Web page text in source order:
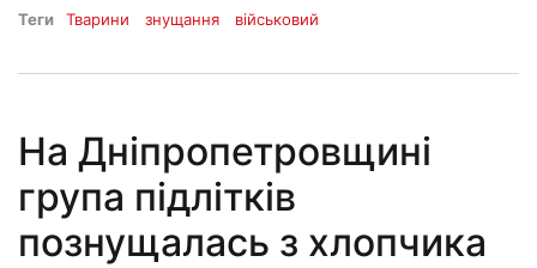
Теги Тварини знущання військовий
На Дніпропетровщині
група підлітків
познущалась з хлопчика